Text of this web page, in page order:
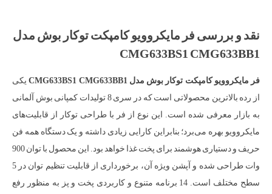
نقد و بررسی فر مایکروویو کامپکت توکار بوش مدل
CMG633BS1 CMG633BB1
فر مایکروویو کامپکت توکار بوش مدل CMG633BS1 CMG633BB1
یکی
از رده بالاترین محصولاتی است که در سری 8 تولیدات کمپانی بوش آلمانی
به بازار معرفی شده است. این نوع از فر با طراحی توکار از قابلیت‌های
مایکروویو بهره می‌برد؛ بنابراین کارایی زیادی داشته و یک دستگاه همه فن
حریف و دستیاری هوشمند برای پخت غذا خواهد بود. این محصول با توان 900
وات طراحی شده و آپشن ویژه آن، برخورداری از قابلیت تنظیم توان در 5
سطح مختلف است. 14 برنامه متنوع و کاربردی پخت و پز به منظور رفع